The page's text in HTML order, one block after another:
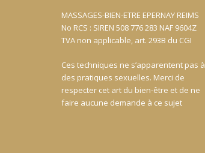
MASSAGES-BIEN-ETRE EPERNAY REIMS
No RCS : SIREN 508 776 283 NAF 9604Z
TVA non applicable, art. 293B du CGI
Ces techniques ne s’apparentent pas à
des pratiques sexuelles. Merci de
respecter cet art du bien-être et de ne
faire aucune demande à ce sujet